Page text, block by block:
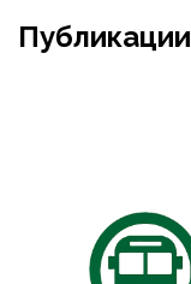
Публикации